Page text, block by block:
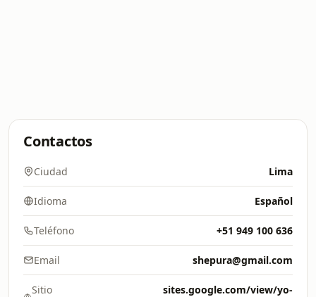
Contactos
Ciudad Lima
Idioma Español
Teléfono +51 949 100 636
Email shepura@gmail.com
Sitio
sites.google.com/view/yo-